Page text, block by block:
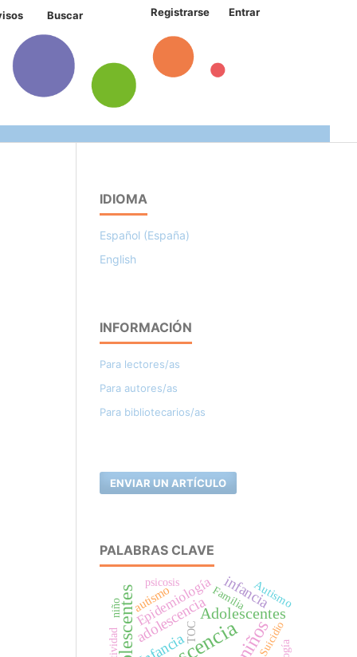
Buscar Registrarse Entrar
IDIOMA
Español (España)
English
INFORMACIÓN
Para lectores/as
Para autores/as
Para bibliotecarios/as
ENVIAR UN ARTÍCULO
PALABRAS CLAVE
niños
adolescentes Adolescentes
adolescencia
infancia
Epidemiología
autismo Autismo
TOC
Familia
psicosis
niño
Suicidio